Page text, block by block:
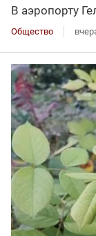
В аэропорту
Общество